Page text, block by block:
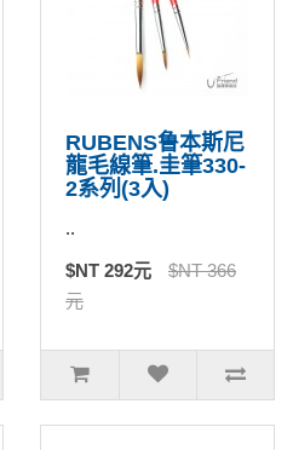
RUBENS鲁本斯尼
龍毛線筆.圭筆330-
2系列(3入)
..
$NT 292元
$NT 366
元